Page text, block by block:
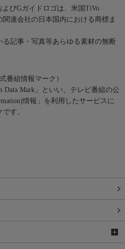
びGガイドロゴは、米国TiVo
連会社の日本国内における商標ま
る記事・写真等あらゆる素材の無断
番組情報マーク）
Data Mark」といい、テレビ番組の公
情報」を利用したサービスに
す。